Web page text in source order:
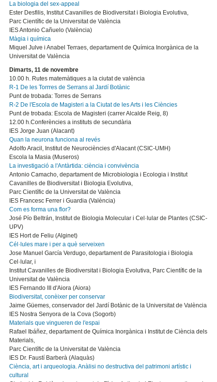
La biologia del sex-appeal
Ester Desfilis, Institut Cavanilles de Biodiversitat i Biologia Evolutiva,
Parc Científic de la Universitat de València
IES Antonio Cañuelo (València)
Màgia i química
Miquel Julve i Anabel Terraes, departament de Química Inorgànica de la
Universitat de València
Dimarts, 11 de novembre
10.00 h. Rutes matemàtiques a la ciutat de valència
R-1 De les Torrres de Serrans al Jardí Botànic
Punt de trobada: Torres de Serrans
R-2 De l'Escola de Magisteri a la Ciutat de les Arts i les Ciències
Punt de trobada: Escola de Magisteri (carrer Alcalde Reig, 8)
12.00 h.Conferències a instituts de secundària
IES Jorge Juan (Alacant)
Quan la neurona funciona al revés
Adolfo Aracil, Institut de Neurociències d'Alacant (CSIC-UMH)
Escola la Masia (Museros)
La investigació a l'Antàrtida: ciència i convivència
Antonio Camacho, departament de Microbiologia i Ecologia i Institut
Cavanilles de Biodiversitat i Biologia Evolutiva,
Parc Científic de la Universitat de València
IES Francesc Ferrer i Guardia (València)
Com es forma una flor?
José Pío Beltrán, Institut de Biologia Molecular i Cel·lular de Plantes (CSIC-
UPV)
IES Hort de Feliu (Alginet)
Cél·lules mare i per a què serveixen
Jose Manuel García Verdugo, departament de Parasitologia i Biologia
Cel·lular, i
Institut Cavanilles de Biodiversitat i Biologia Evolutiva, Parc Científic de la
Universitat de València
IES Fernando III d'Aiora (Aiora)
Biodiversitat, conèixer per conservar
Jaime Güemes, conservador del Jardí Botànic de la Universitat de València
IES Nostra Senyora de la Cova (Sogorb)
Materials que vingueren de l'espai
Rafael Ibáñez, departament de Química Inorgànica i Institut de Ciència dels
Materials,
Parc Científic de la Universitat de València
IES Dr. Faustí Barberà (Alaquàs)
Ciència, art i arqueologia. Anàlisi no destructiva del patrimoni artístic i
cultural